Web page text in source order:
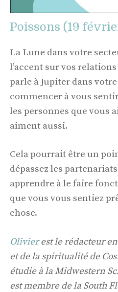
Poissons (19
La Lune dans votre
l’accent sur vos
parle à Jupiter dans
commencer à vous
les personnes que vous
aiment aussi.
Cela pourrait être un
dépassez les
apprendre à le faire
que vous vous sentiez
chose.
Olivierest le rédacteur
et de la spiritualité de
étudie à la Midwestern
est membre de la South